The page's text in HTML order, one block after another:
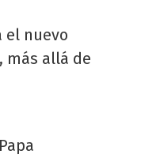
el nuevo
más allá de